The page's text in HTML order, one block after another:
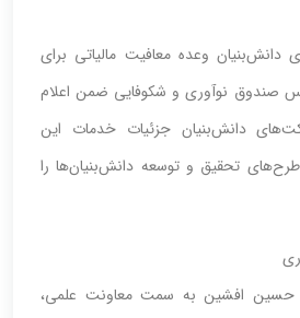
وعده معافیت مالیاتی برای
صندوق نوآوری و شکوفایی ضمن اعلام
شرکت‌های دانش‌بنیان جزئیات خدمات این
تحقیق و توسعه دانش‌بنیان‌ها را
انتصاب حسین افشین به سمت معاونت علمی،